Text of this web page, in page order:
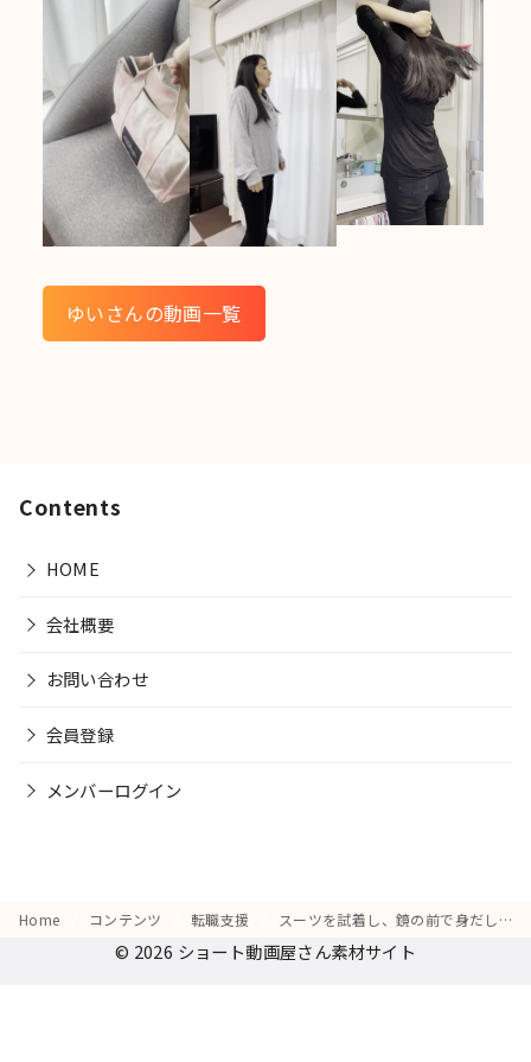
ゆいさんの動画一覧
Contents
HOME
会社概要
お問い合わせ
会員登録
メンバーログイン
Home コンテンツ 転職支援 スーツを試着し、鏡の前で身だしなみを整えている
© 2026 ショート動画屋さん素材サイト